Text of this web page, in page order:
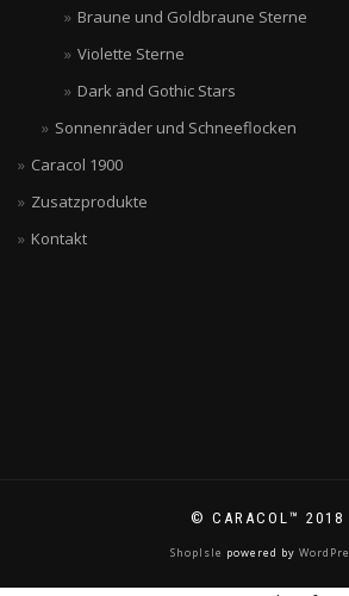
Braune und Goldbraune Sterne
Violette Sterne
Dark and Gothic Stars
Sonnenräder und Schneeflocken
Caracol 1900
Zusatzprodukte
Kontakt
© CARACOL™ 2018
ShopIsle powered by